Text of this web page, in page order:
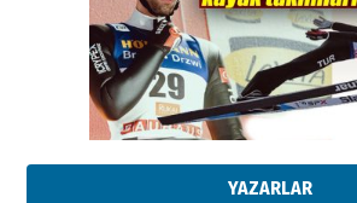
YAZARLAR
Kenan GÜLERCİ
Metin Külünk: Aileyi Korumak
11 Mayıs 2026 Pazartesi